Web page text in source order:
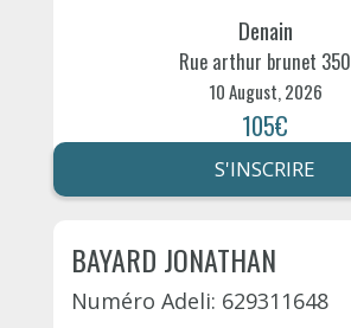
Denain
Rue arthur brunet 350
10 August, 2026
105€
S'INSCRIRE
BAYARD JONATHAN
Numéro Adeli: 629311648